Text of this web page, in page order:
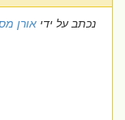
נכתב על ידיאורן מס| 16/5/2025